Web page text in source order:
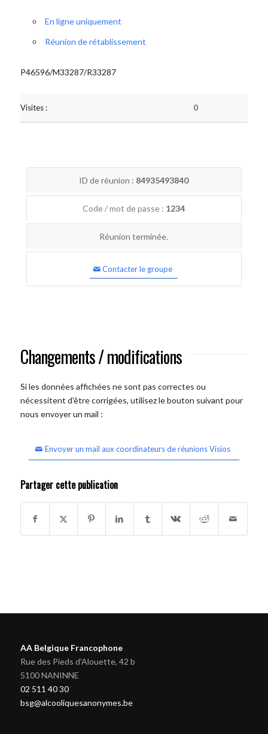
En ligne uniquement
Réunion de rétablissement
P46596/M33287/R33287
Visites : 0
ID de réunion : 84935493840
Code / mot de passe : 1234
Réunion terminée.
Contacter le groupe
Changements / modifications
Si les données affichées ne sont pas correctes ou
nécessitent d'être corrigées, utilisez le bouton suivant pour
nous envoyer un mail :
Envoyer un mail aux coordinateurs de réunions Visios
Partager cette publication
AA Belgique Francophone
Rue des Pieds d'Alouette, 42 b
5100 NANINNE
02 511 40 30
bsg@alcooliquesanonymes.be